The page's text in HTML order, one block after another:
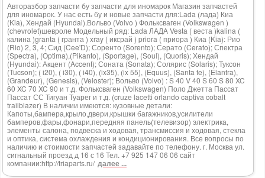
Авторазбор запчасти бу запчасти для иномарок Магазин запчастей
для иномарок. У нас есть бу и новые запчасти для:Lada (лада) Киа
(Kia), Хендай (Hyundai).Вольво (Volvo ) Фольксваген (Volkswagen )
(chevrolet)шевроле Модельный ряд: Lada ЛАДА Vesta ( веста )kalina (
калина )granta ( гранта ) xray ( иксрай ) priora ( приора ) Киа (Kia): Рио
(Rio) 2, 3, 4; Сид (Cee'D); Соренто (Sorento); Серато (Cerato); Спектра
(Spectra), (Optima),(Pikanto), (Sportage), (Soul), (Quoris); Хендай
(Hyundai): Акцент (Accent); Соната (Sonata); Солярис (Solaris); Туксон
(Tucson); ( i20), ( i30), ( i40), (ix35), (ix 55), (Equus), (Santa fe), (Elantra),
(Grandeur), (Genesis), (Veloster); Вольво (Volvo) : S 40 V 40 S 60 S 80 XC
60 XC 70 XC 90 и т.д. Фольксваген (Volkswagen) Поло Джетта Пассат
Пассат СС Тигуан Туарег и т.д. (cruze lacetti orlando captiva cobalt
trailblazer) В наличии имеются: кузовные детали:
Капоты,бампера,крыло,двери,крышки багажников,усилители
бамперов,фары,фонари,передняя панель(телевизор) электрика,
элементы салона, подвеска и ходовая, трансмиссия и ходовая, стекла
и оптика, система охлаждения и кондиционирования. Все вопросы по
наличию и стоимости запчастей задавайте по телефону. г. Москва ул.
сигнальный проезд д 16 с 16 Тел. +7 925 147 06 06 сайт
компании:http://triaparts.ru/ далее ...